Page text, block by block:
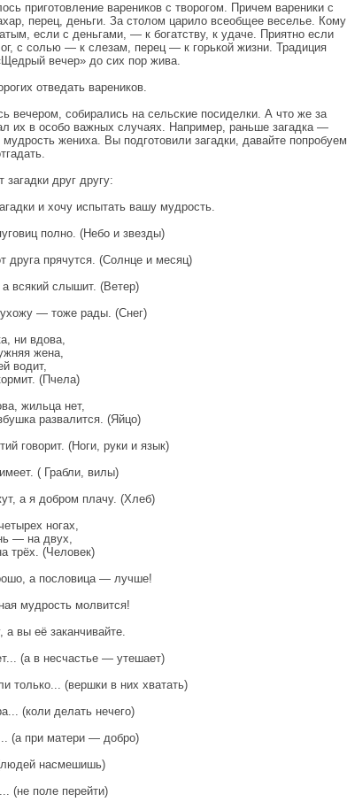
приготовление вареников с творогом. Причем вареники с
перец, деньги. За столом царило всеобщее веселье. Кому
если с деньгами, — к богатству, к удаче. Приятно если
с солью — к слезам, перец — к горькой жизни. Традиция
вечер» до сих пор жива.
отведать вареников.
вечером, собирались на сельские посиделки. А что же за
их в особо важных случаях. Например, раньше загадка —
жениха. Вы подготовили загадки, давайте попробуем
загадки друг другу:
и хочу испытать вашу мудрость.
полно. (Небо и звезды)
друга прячутся. (Солнце и месяц)
всякий слышит. (Ветер)
— тоже рады. (Снег)
ни вдова,
жена,
водит,
(Пчела)
жильца нет,
развалится. (Яйцо)
говорит. (Ноги, руки и язык)
( Грабли, вилы)
а я добром плачу. (Хлеб)
ногах,
— на двух,
трёх. (Человек)
а пословица — лучше!
мудрость молвится!
а вы её заканчивайте.
(а в несчастье — утешает)
только... (вершки в них хватать)
(коли делать нечего)
(а при матери — добро)
насмешишь)
(не поле перейти)